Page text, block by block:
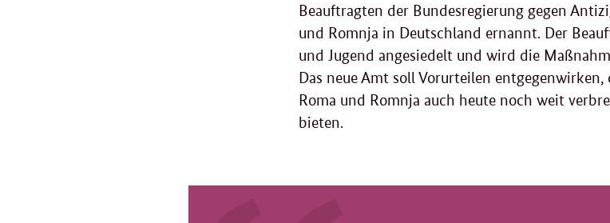
Beauftragten der Bundesregierung gegen
und Romnja in Deutschland ernannt. Der
und Jugend angesiedelt und wird die
Das neue Amt soll Vorurteilen
Roma und Romnja auch heute noch weit
bieten.